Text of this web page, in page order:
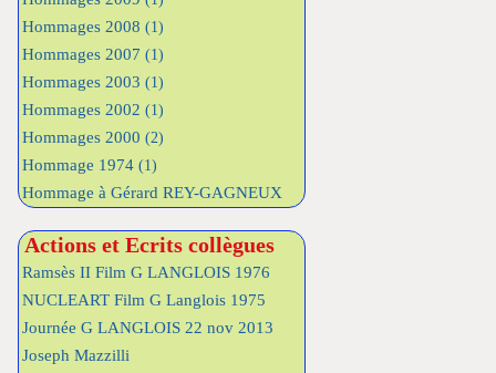
Hommages 2008 (1)
Hommages 2007 (1)
Hommages 2003 (1)
Hommages 2002 (1)
Hommages 2000 (2)
Hommage 1974 (1)
Hommage à Gérard REY-GAGNEUX
Actions et Ecrits collègues
Ramsès II Film G LANGLOIS 1976
NUCLEART Film G Langlois 1975
Journée G LANGLOIS 22 nov 2013
Joseph Mazzilli